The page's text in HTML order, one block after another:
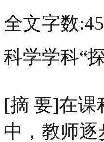
全文字数
科学学科“
[摘 要]在课
中，教师